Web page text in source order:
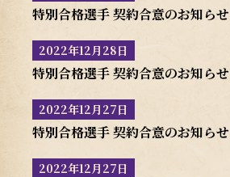
特別合格選手 契約合意のお知らせ
2022年12月28日
特別合格選手 契約合意のお知らせ
2022年12月27日
特別合格選手 契約合意のお知らせ
2022年12月27日